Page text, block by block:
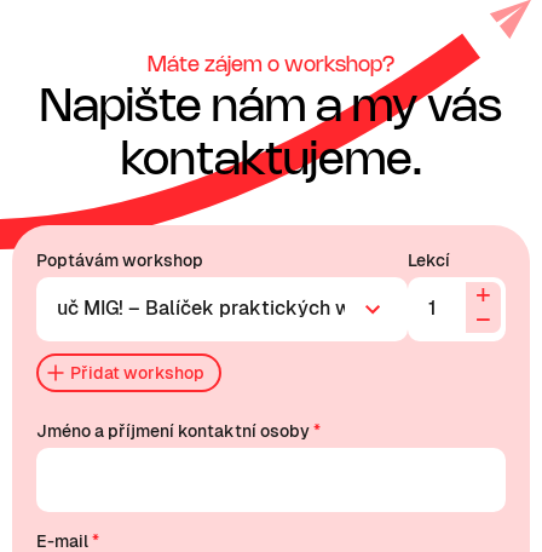
Máte zájem o workshop?
Napište nám a my vás
kontaktujeme.
Poptávám workshop Lekcí
+
−
Přidat workshop
Jméno a příjmení kontaktní osoby*
E-mail*